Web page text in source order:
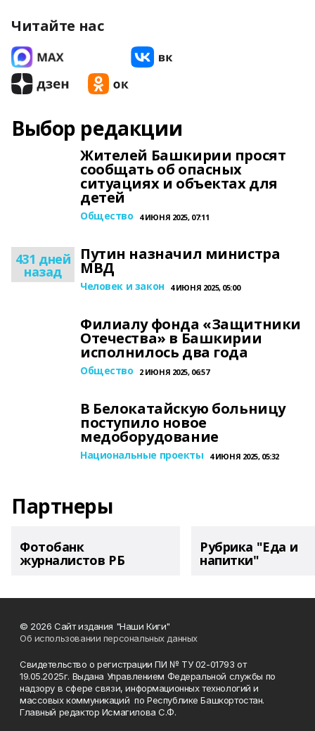
Читайте нас
Выбор редакции
Жителей Башкирии просят
сообщать об опасных
ситуациях и объектах для
детей
Общество 4 ИЮНЯ 2025, 07:11
431 дней
назад
Путин назначил министра
МВД
Человек и закон 4 ИЮНЯ 2025, 05:00
Филиалу фонда «Защитники
Отечества» в Башкирии
исполнилось два года
Общество 2 ИЮНЯ 2025, 06:57
В Белокатайскую больницу
поступило новое
медоборудование
Национальные проекты 4 ИЮНЯ 2025, 05:32
Партнеры
Фотобанк
журналистов РБ
Рубрика "Еда и
напитки"
© 2026 Сайт издания "Наши Киги"
Об использовании персональных данных
Свидетельство о регистрации ПИ № ТУ 02-01793 от
19.05.2025г. Выдана Управлением Федеральной службы по
надзору в сфере связи, информационных технологий и
массовых коммуникаций по Республике Башкортостан.
Главный редактор Исмагилова С.Ф.